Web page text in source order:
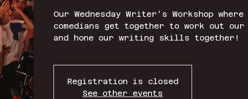
Our Wednesday Writer's Workshop where
comedians get together to work out our
and hone our writing skills together!
Registration is closed
See other events